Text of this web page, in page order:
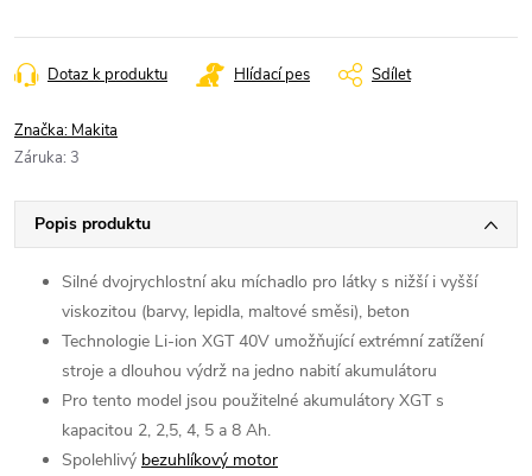
cena:
Dotaz k produktu Hlídací pes Sdílet
Značka: Makita
Záruka: 3
Popis produktu
Silné dvojrychlostní aku míchadlo pro látky s nižší i vyšší
viskozitou (barvy, lepidla, maltové směsi), beton
Technologie Li-ion XGT 40V umožňující extrémní zatížení
stroje a dlouhou výdrž na jedno nabití akumulátoru
Pro tento model jsou použitelné akumulátory XGT s
kapacitou 2, 2,5, 4, 5 a 8 Ah.
Spolehlivý bezuhlíkový motor